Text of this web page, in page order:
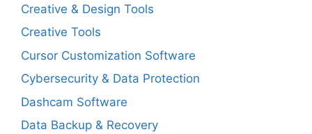
Creative & Design Tools
Creative Tools
Cursor Customization Software
Cybersecurity & Data Protection
Dashcam Software
Data Backup & Recovery